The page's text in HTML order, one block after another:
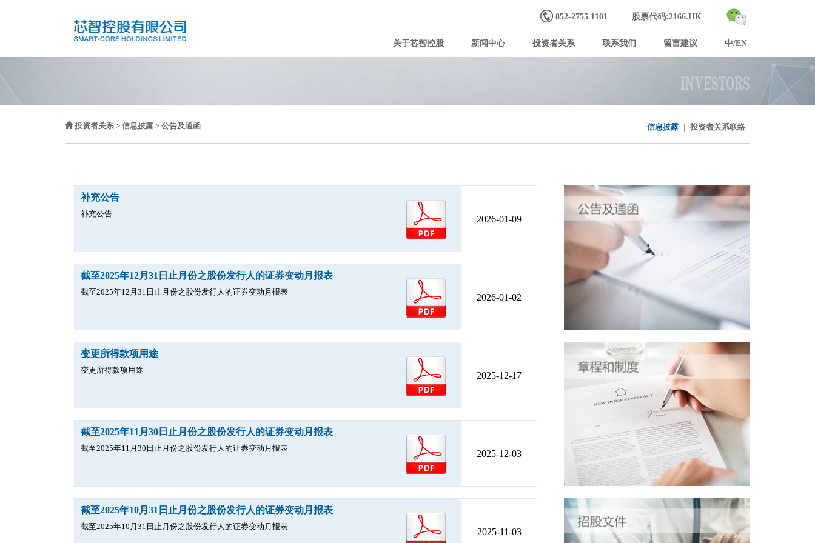
中/EN
关于芯智控股 新闻中心 投资者关系 联系我们 留言建议
852-2755 1101 股票代码:2166.HK
投资者关系> 信息披露 > 公告及通函 信息披露 | 投资者关系联络
2026-01-09
补充公告
补充公告
2026-01-02
截至2025年12月31日止月份之股份发行人的证券变动月报表
截至2025年12月31日止月份之股份发行人的证券变动月报表
2025-12-17
变更所得款项用途
变更所得款项用途
2025-12-03
截至2025年11月30日止月份之股份发行人的证券变动月报表
截至2025年11月30日止月份之股份发行人的证券变动月报表
2025-11-03
截至2025年10月31日止月份之股份发行人的证券变动月报表
截至2025年10月31日止月份之股份发行人的证券变动月报表